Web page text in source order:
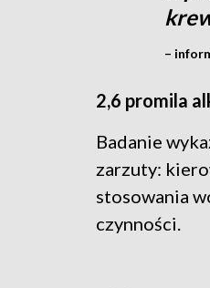
–
2,6 promila
Badanie
zarzuty:
stosowania
czynności.